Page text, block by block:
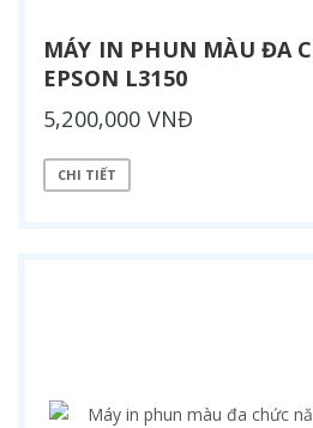
MÁY IN PHUN MÀU ĐA
EPSON L3150
5,200,000 VNĐ
CHI TIẾT